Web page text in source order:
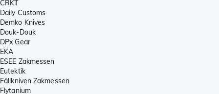
CRKT
Daily Customs
Demko Knives
Douk-Douk
DPx Gear
EKA
ESEE Zakmessen
Eutektik
Fällkniven Zakmessen
Flytanium